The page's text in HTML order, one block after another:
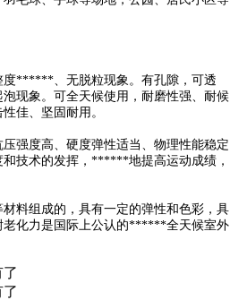
度******、无脱粒现象。有孔隙，可透
现象。可全天候使用，耐磨性强、耐候
佳、坚固耐用。
强度高、硬度弹性适当、物理性能稳定
技术的发挥，******地提高运动成绩，
料组成的，具有一定的弹性和色彩，具
老化力是国际上公认的******全天候室外
了